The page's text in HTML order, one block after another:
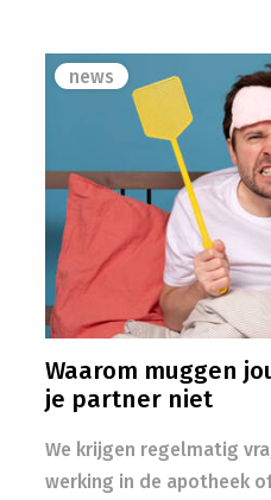
news
Waarom muggen
je partner niet
We krijgen regelmatig
werking in de apotheek